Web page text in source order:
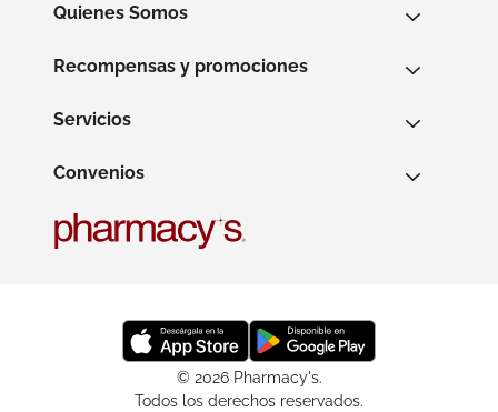
Quienes Somos
Recompensas y promociones
Servicios
Convenios
© 2026 Pharmacy's.
Todos los derechos reservados.